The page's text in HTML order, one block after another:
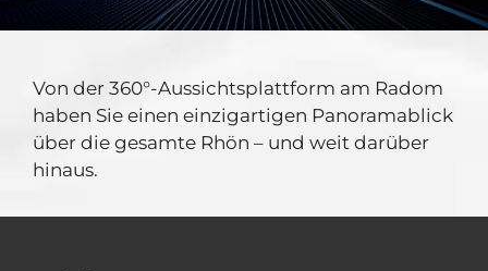
Von der 360°-Aussichtsplattform am Radom
haben Sie einen einzigartigen Panoramablick
über die gesamte Rhön – und weit darüber
hinaus.